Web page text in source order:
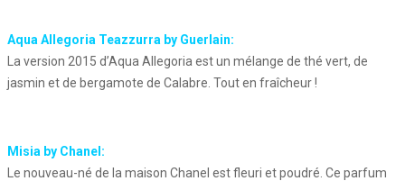
Aqua Allegoria Teazzurra by Guerlain:
La version 2015 d’Aqua Allegoria est un mélange de thé vert, de
jasmin et de bergamote de Calabre. Tout en fraîcheur !
Misia by Chanel:
Le nouveau-né de la maison Chanel est fleuri et poudré. Ce parfum